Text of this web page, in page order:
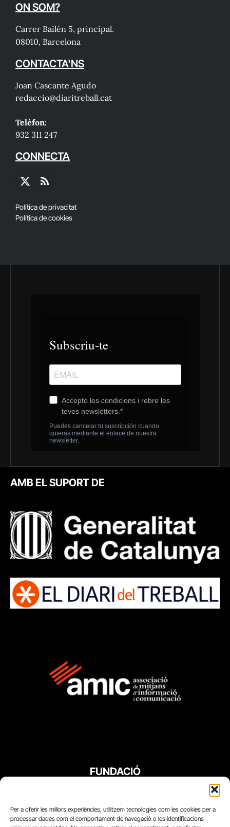
Per a oferir les millors experiències, utilitzem tecnologies com les cookies per a
processar dades com el comportament de navegació o les identificacions
ON SOM?
Carrer Bailén 5, principal.
08010, Barcelona
CONTACTA'NS
Joan Cascante Agudo
redaccio@diaritreball.cat
Telèfon:
932 311 247
CONNECTA
X
RSS
Política de privacitat
Política de cookies
AMB EL SUPORT DE
FUNDACIÓ